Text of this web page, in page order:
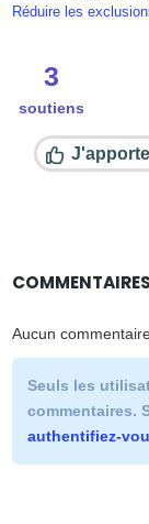
Réduire les
3
soutiens
COMMENTAIRES
Aucun
Seuls les
commentaires.
authentifiez-